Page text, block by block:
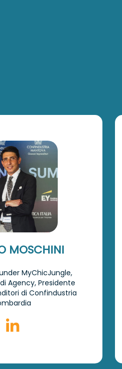
MOSCHINI
MyChicJungle,
Agency, Presidente
di Confindustria